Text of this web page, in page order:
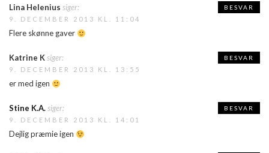
Lina Helenius siger:
9. DECEMBER 2013 KL. 11:04
Flere skønne gaver
BESVAR
Katrine Ksiger:
9. DECEMBER 2013 KL. 13:55
er med igen
BESVAR
Stine K.A.siger:
9. DECEMBER 2013 KL. 14:01
Dejlig præmie igen
BESVAR